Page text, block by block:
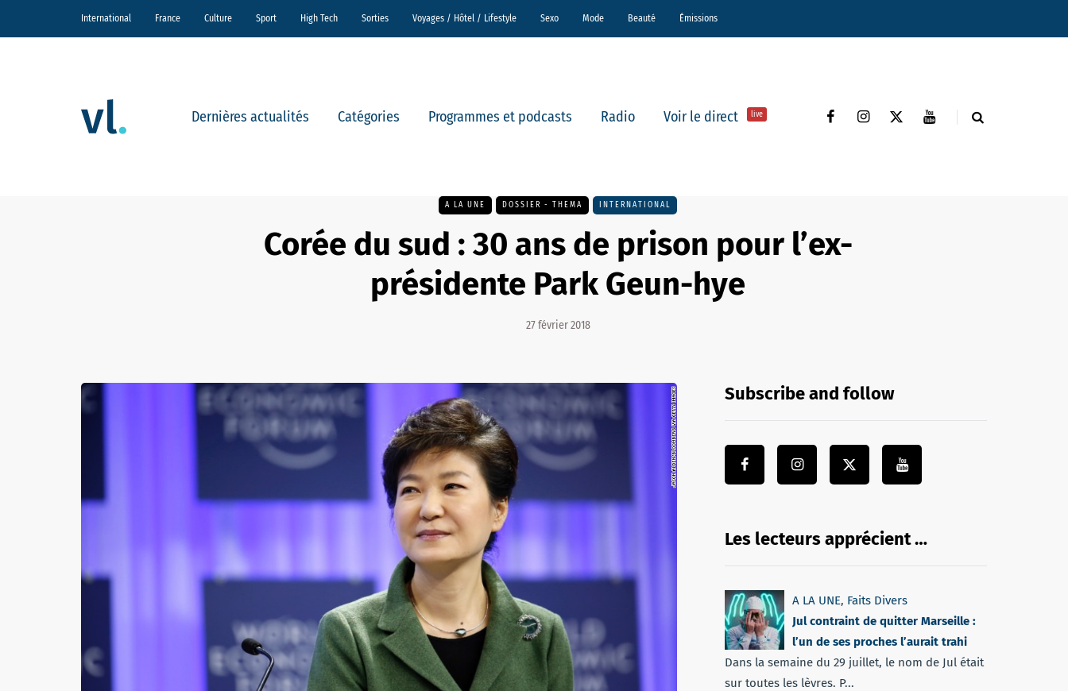
International France Culture Sport High Tech Sorties Voyages / Hôtel / Lifestyle Sexo Mode Beauté Émissions
Dernières actualités Catégories Programmes et podcasts Radio Voir le direct live
A LA UNE DOSSIER - THEMA INTERNATIONAL
Corée du sud : 30 ans de prison pour l’ex-
présidente Park Geun-hye
27 février 2018
Subscribe and follow
Les lecteurs apprécient …
A LA UNE, Faits Divers
Jul contraint de quitter Marseille :
l’un de ses proches l’aurait trahi
Dans la semaine du 29 juillet, le nom de Jul était
sur toutes les lèvres. P...